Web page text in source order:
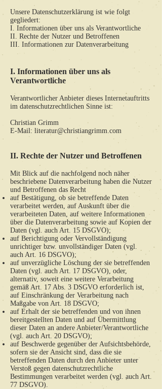
Unsere Datenschutzerklärung ist wie folgt
gegliedert:
I. Informationen über uns als Verantwortliche
II. Rechte der Nutzer und Betroffenen
III. Informationen zur Datenverarbeitung
I. Informationen über uns als
Verantwortliche
Verantwortlicher Anbieter dieses Internetauftritts
im datenschutzrechtlichen Sinne ist:
Christian Grimm
E-Mail:literatur@christiangrimm.com
II. Rechte der Nutzer und Betroffenen
Mit Blick auf die nachfolgend noch näher
beschriebene Datenverarbeitung haben die Nutzer
und Betroffenen das Recht
auf Bestätigung, ob sie betreffende Daten
verarbeitet werden, auf Auskunft über die
verarbeiteten Daten, auf weitere Informationen
über die Datenverarbeitung sowie auf Kopien der
Daten (vgl. auch Art. 15 DSGVO);
auf Berichtigung oder Vervollständigung
unrichtiger bzw. unvollständiger Daten (vgl.
auch Art. 16 DSGVO);
auf unverzügliche Löschung der sie betreffenden
Daten (vgl. auch Art. 17 DSGVO), oder,
alternativ, soweit eine weitere Verarbeitung
gemäß Art. 17 Abs. 3 DSGVO erforderlich ist,
auf Einschränkung der Verarbeitung nach
Maßgabe von Art. 18 DSGVO;
auf Erhalt der sie betreffenden und von ihnen
bereitgestellten Daten und auf Übermittlung
dieser Daten an andere Anbieter/Verantwortliche
(vgl. auch Art. 20 DSGVO);
auf Beschwerde gegenüber der Aufsichtsbehörde,
sofern sie der Ansicht sind, dass die sie
betreffenden Daten durch den Anbieter unter
Verstoß gegen datenschutzrechtliche
Bestimmungen verarbeitet werden (vgl. auch Art.
77 DSGVO).